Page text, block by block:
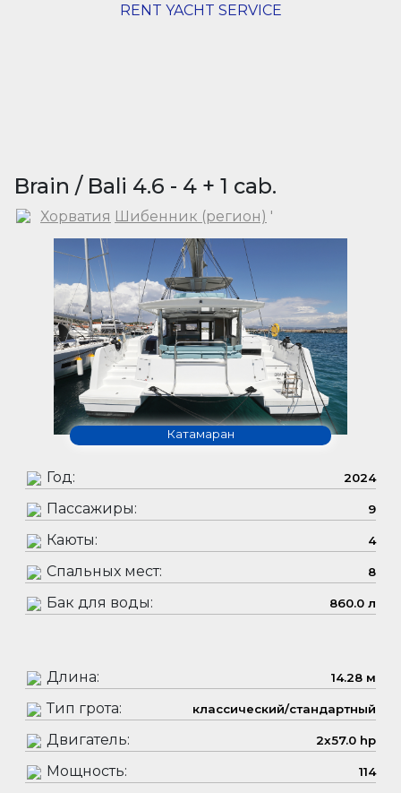
RENT YACHT SERVICE
Brain / Bali 4.6 - 4 + 1 cab.
Хорватия Шибенник (регион) '
Катамаран
Год: 2024
Пассажиры: 9
Каюты: 4
Спальных мест: 8
Бак для воды: 860.0 л
Длина: 14.28 м
Тип грота: классический/стандартный
Двигатель: 2x57.0 hp
Мощность: 114